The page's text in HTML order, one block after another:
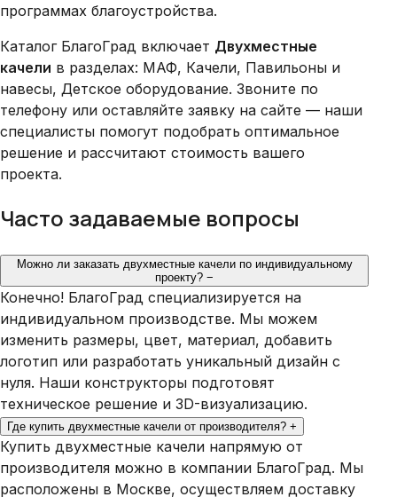
программах благоустройства.
Каталог БлагоГрад включает Двухместные
качели в разделах: МАФ, Качели, Павильоны и
навесы, Детское оборудование. Звоните по
телефону или оставляйте заявку на сайте — наши
специалисты помогут подобрать оптимальное
решение и рассчитают стоимость вашего
проекта.
Часто задаваемые вопросы
Можно ли заказать двухместные качели по индивидуальному
проекту? −
Конечно! БлагоГрад специализируется на
индивидуальном производстве. Мы можем
изменить размеры, цвет, материал, добавить
логотип или разработать уникальный дизайн с
нуля. Наши конструкторы подготовят
техническое решение и 3D-визуализацию.
Где купить двухместные качели от производителя? +
Купить двухместные качели напрямую от
производителя можно в компании БлагоГрад. Мы
расположены в Москве, осуществляем доставку